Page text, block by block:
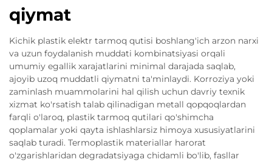
qiymat
Kichik plastik elektr tarmoq qutisi boshlang'ich arzon narxi
va uzun foydalanish muddati kombinatsiyasi orqali
umumiy egallik xarajatlarini minimal darajada saqlab,
ajoyib uzoq muddatli qiymatni ta'minlaydi. Korroziya yoki
zaminlash muammolarini hal qilish uchun davriy texnik
xizmat ko'rsatish talab qilinadigan metall qopqoqlardan
farqli o'laroq, plastik tarmoq qutilari qo'shimcha
qoplamalar yoki qayta ishlashlarsiz himoya xususiyatlarini
saqlab turadi. Termoplastik materiallar harorat
o'zgarishlaridan degradatsiyaga chidamli bo'lib, fasllar